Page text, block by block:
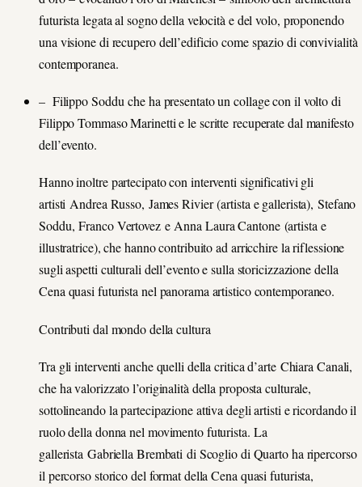
futurista legata al sogno della velocità e del volo, proponendo
una visione di recupero dell’edificio come spazio di convivialità
contemporanea.
– Filippo Soddu che ha presentato un collage con il volto di
Filippo Tommaso Marinetti e le scritte recuperate dal manifesto
dell’evento.
Hanno inoltre partecipato con interventi significativi gli
artisti Andrea Russo, James Rivier (artista e gallerista), Stefano
Soddu, Franco Vertovez e Anna Laura Cantone (artista e
illustratrice), che hanno contribuito ad arricchire la riflessione
sugli aspetti culturali dell’evento e sulla storicizzazione della
Cena quasi futurista nel panorama artistico contemporaneo.
Contributi dal mondo della cultura
Tra gli interventi anche quelli della critica d’arte Chiara Canali,
che ha valorizzato l’originalità della proposta culturale,
sottolineando la partecipazione attiva degli artisti e ricordando il
ruolo della donna nel movimento futurista. La
gallerista Gabriella Brembati di Scoglio di Quarto ha ripercorso
il percorso storico del format della Cena quasi futurista,